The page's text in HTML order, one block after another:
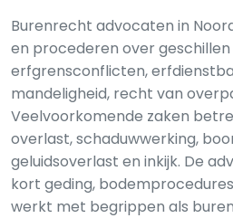
Burenrecht advocaten in
en procederen over geschillen
erfgrensconflicten,
mandeligheid, recht van
Veelvoorkomende zaken
overlast, schaduwwerking,
geluidsoverlast en inkijk. De
kort geding,
werkt met begrippen als